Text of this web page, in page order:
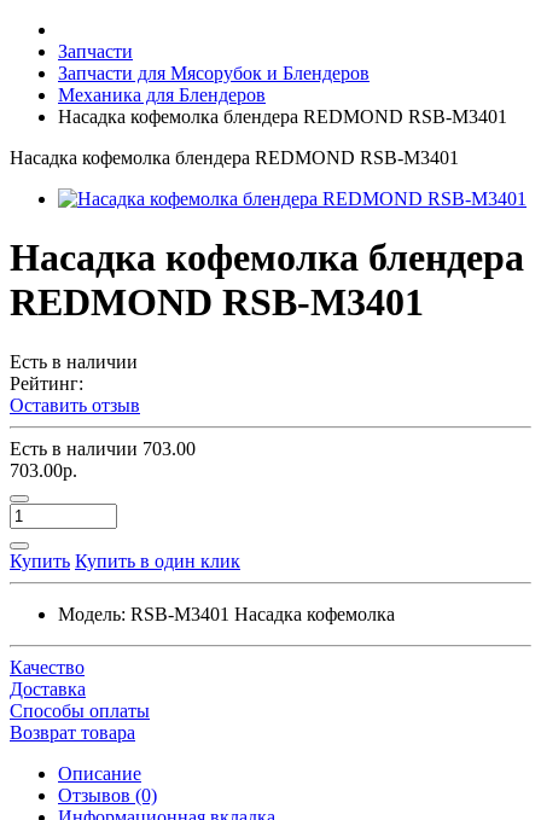
Запчасти
Запчасти для Мясорубок и Блендеров
Механика для Блендеров
Насадка кофемолка блендера REDMOND RSB-M3401
Насадка кофемолка блендера REDMOND RSB-M3401
Насадка кофемолка блендера
REDMOND RSB-M3401
Есть в наличии
Рейтинг:
Оставить отзыв
Есть в наличии 703.00
703.00р.
Купить Купить в один клик
Модель: RSB-M3401 Насадка кофемолка
Качество
Доставка
Способы оплаты
Возврат товара
Описание
Отзывов (0)